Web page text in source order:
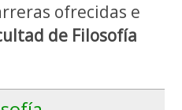
ofrecidas e
de Filosofía